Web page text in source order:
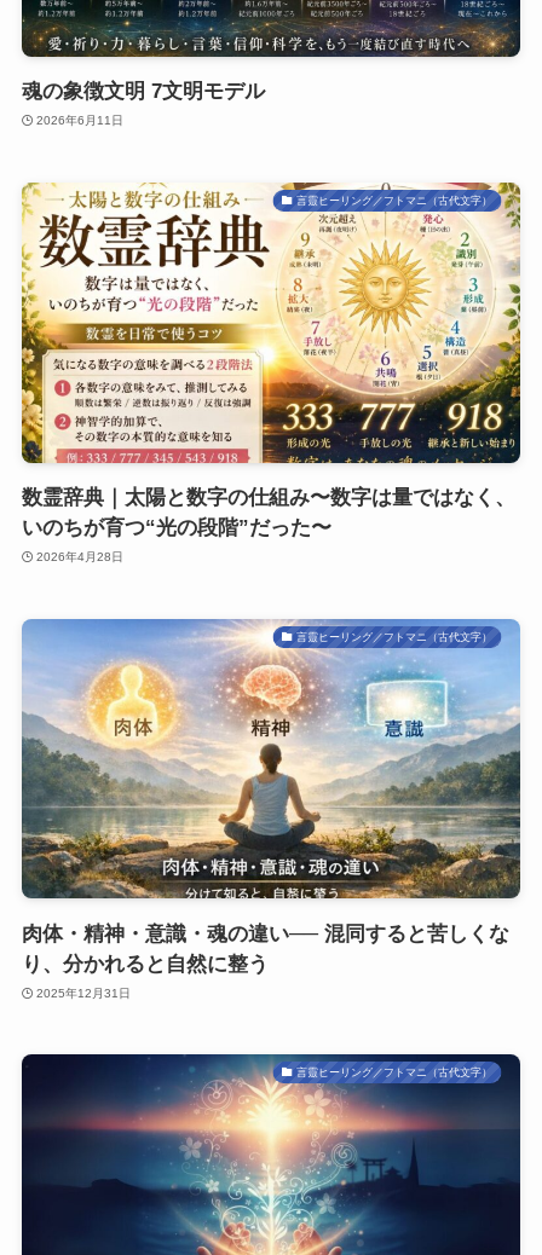
魂の象徴文明 7文明モデル
2026年6月11日
言靈ヒーリング／フトマニ（古代文字）
数霊辞典｜太陽と数字の仕組み〜数字は量ではなく、
いのちが育つ“光の段階”だった〜
2026年4月28日
言靈ヒーリング／フトマニ（古代文字）
肉体・精神・意識・魂の違い── 混同すると苦しくな
り、分かれると自然に整う
2025年12月31日
言靈ヒーリング／フトマニ（古代文字）